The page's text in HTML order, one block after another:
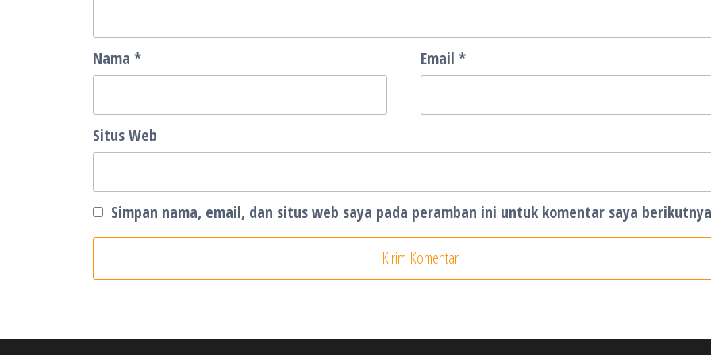
Nama * Email *
Situs Web
Simpan nama, email, dan situs web saya pada peramban ini untuk komentar saya